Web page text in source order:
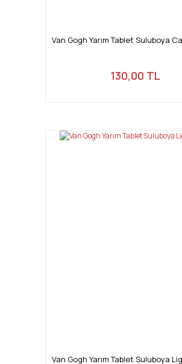
Van Gogh Yarım Tablet Suluboya
130,00 TL
Van Gogh Yarım Tablet Suluboya